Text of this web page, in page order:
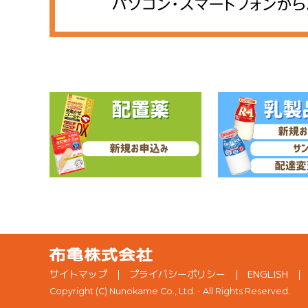
サイトマップ プライバシーポリシー ENGLISH
Copyright (C) Nunokame Co., Ltd. - All Rights Reserved.